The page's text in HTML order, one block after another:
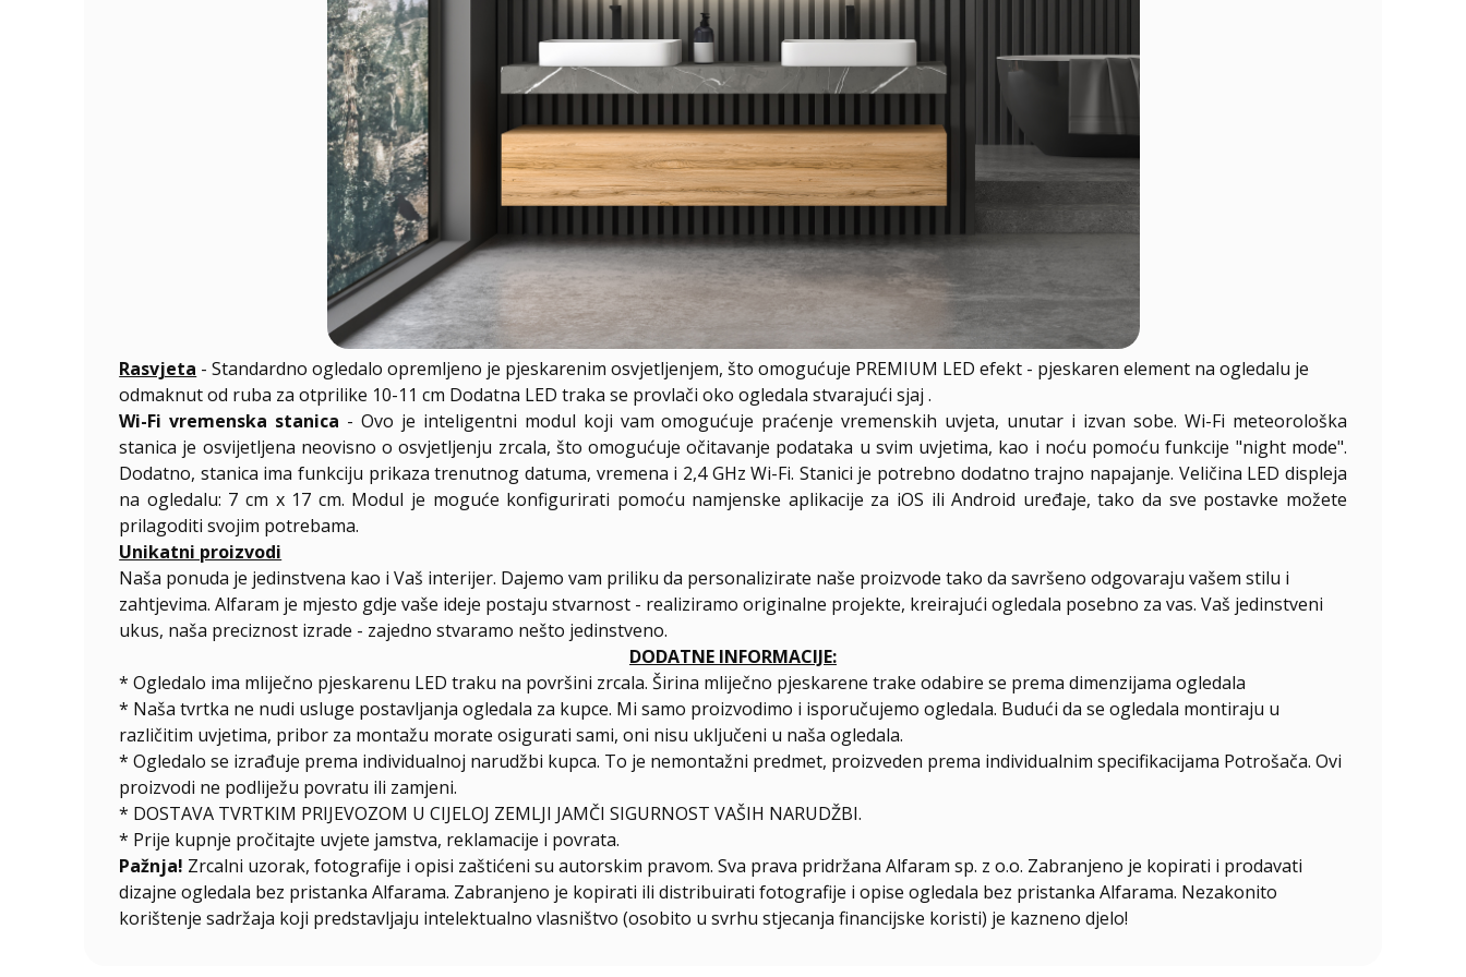
Rasvjeta - Standardno ogledalo opremljeno je pjeskarenim osvjetljenjem, što omogućuje PREMIUM LED efekt - pjeskaren element na ogledalu je
odmaknut od ruba za otprilike 10-11 cm Dodatna LED traka se provlači oko ogledala stvarajući sjaj .
Wi-Fi vremenska stanica - Ovo je inteligentni modul koji vam omogućuje praćenje vremenskih uvjeta, unutar i izvan sobe. Wi-Fi meteorološka
stanica je osvijetljena neovisno o osvjetljenju zrcala, što omogućuje očitavanje podataka u svim uvjetima, kao i noću pomoću funkcije "night mode".
Dodatno, stanica ima funkciju prikaza trenutnog datuma, vremena i 2,4 GHz Wi-Fi. Stanici je potrebno dodatno trajno napajanje. Veličina LED displeja
na ogledalu: 7 cm x 17 cm. Modul je moguće konfigurirati pomoću namjenske aplikacije za iOS ili Android uređaje, tako da sve postavke možete
prilagoditi svojim potrebama.
Unikatni proizvodi
Naša ponuda je jedinstvena kao i Vaš interijer. Dajemo vam priliku da personalizirate naše proizvode tako da savršeno odgovaraju vašem stilu i
zahtjevima. Alfaram je mjesto gdje vaše ideje postaju stvarnost - realiziramo originalne projekte, kreirajući ogledala posebno za vas. Vaš jedinstveni
ukus, naša preciznost izrade - zajedno stvaramo nešto jedinstveno.
DODATNE INFORMACIJE:
* Ogledalo ima mliječno pjeskarenu LED traku na površini zrcala. Širina mliječno pjeskarene trake odabire se prema dimenzijama ogledala
* Naša tvrtka ne nudi usluge postavljanja ogledala za kupce. Mi samo proizvodimo i isporučujemo ogledala. Budući da se ogledala montiraju u
različitim uvjetima, pribor za montažu morate osigurati sami, oni nisu uključeni u naša ogledala.
* Ogledalo se izrađuje prema individualnoj narudžbi kupca. To je nemontažni predmet, proizveden prema individualnim specifikacijama Potrošača. Ovi
proizvodi ne podliježu povratu ili zamjeni.
* DOSTAVA TVRTKIM PRIJEVOZOM U CIJELOJ ZEMLJI JAMČI SIGURNOST VAŠIH NARUDŽBI.
* Prije kupnje pročitajte uvjete jamstva, reklamacije i povrata.
Pažnja! Zrcalni uzorak, fotografije i opisi zaštićeni su autorskim pravom. Sva prava pridržana Alfaram sp. z o.o. Zabranjeno je kopirati i prodavati
dizajne ogledala bez pristanka Alfarama. Zabranjeno je kopirati ili distribuirati fotografije i opise ogledala bez pristanka Alfarama. Nezakonito
korištenje sadržaja koji predstavljaju intelektualno vlasništvo (osobito u svrhu stjecanja financijske koristi) je kazneno djelo!